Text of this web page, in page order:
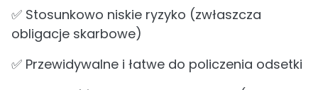
✅ Stosunkowo niskie ryzyko (zwłaszcza
obligacje skarbowe)
✅ Przewidywalne i łatwe do policzenia odsetki